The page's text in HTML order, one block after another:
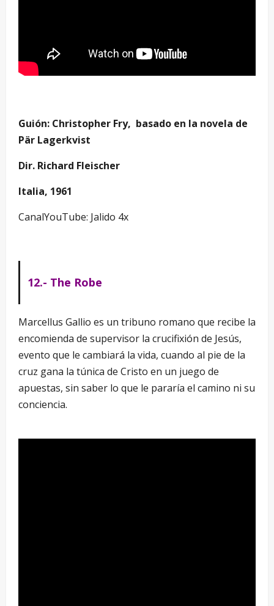
Guión: Christopher Fry, basado en la novela de
Pär Lagerkvist
Dir. Richard Fleischer
Italia, 1961
CanalYouTube: Jalido 4x
12.- The Robe
Marcellus Gallio es un tribuno romano que recibe la
encomienda de supervisor la crucifixión de Jesús,
evento que le cambiará la vida, cuando al pie de la
cruz gana la túnica de Cristo en un juego de
apuestas, sin saber lo que le pararía el camino ni su
conciencia.